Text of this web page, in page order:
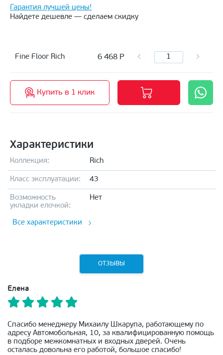
Гарантия лучшей цены!
Найдете дешевле — сделаем скидку
Fine Floor Rich 6 468 Р
Купить в 1 клик
Характеристики
Коллекция: Rich
Класс эксплуатации: 43
Возможность
укладки елочкой:
Нет
Все характеристики
ОТЗЫВЫ
Елена
Спасибо менеджеру Михаилу Шкарупа, работающему по
адресу Автомобольная, 10, за квалифицированную помощь
в подборе межкомнатных и входных дверей. Очень
осталась довольна его работой, большое спасибо!